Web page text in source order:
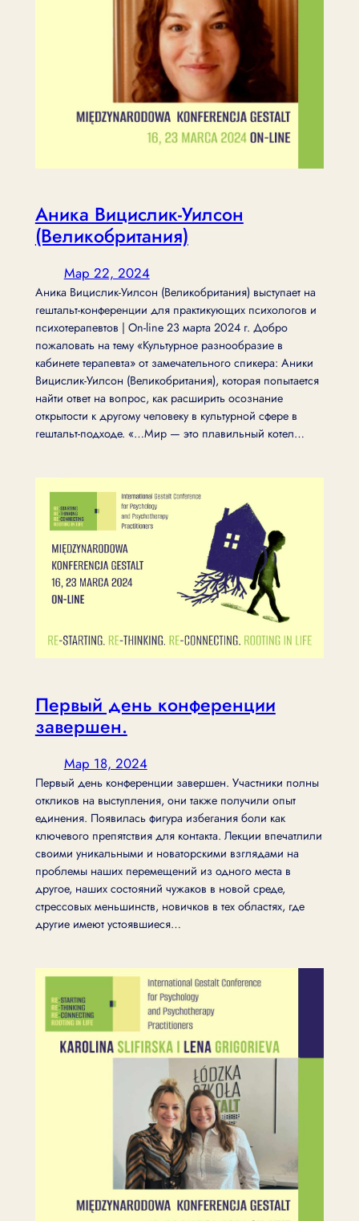
Аника Вицислик-Уилсон
(Великобритания)
Мар 22, 2024
Аника Вицислик-Уилсон (Великобритания) выступает на
гештальт-конференции для практикующих психологов и
психотерапевтов | On-line 23 марта 2024 г. Добро
пожаловать на тему «Культурное разнообразие в
кабинете терапевта» от замечательного спикера: Аники
Вицислик-Уилсон (Великобритания), которая попытается
найти ответ на вопрос, как расширить осознание
открытости к другому человеку в культурной сфере в
гештальт-подходе. «…Мир — это плавильный котел…
Первый день конференции
завершен.
Мар 18, 2024
Первый день конференции завершен. Участники полны
откликов на выступления, они также получили опыт
единения. Появилась фигура избегания боли как
ключевого препятствия для контакта. Лекции впечатлили
своими уникальными и новаторскими взглядами на
проблемы наших перемещений из одного места в
другое, наших состояний чужаков в новой среде,
стрессовых меньшинств, новичков в тех областях, где
другие имеют устоявшиеся…